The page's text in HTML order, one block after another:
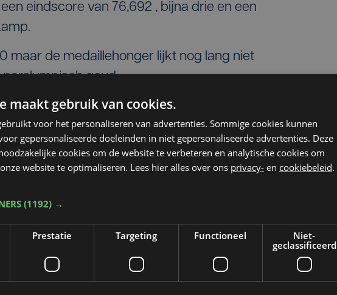
eindscore van 76,692 , bijna drie en een
maar de medaillehonger lijkt nog lang niet
goud.
van de stad Waregem. De stad feliciteert
de meest succesvolle Belgische
maakt gebruik van cookies.
voor het personaliseren van advertenties. Sommige cookies kunnen
gepersonaliseerde doeleinden in niet gepersonaliseerde advertenties. Deze
cookies om de website te verbeteren en analytische cookies om
website te optimaliseren. Lees hier alles over ons privacy- en cookiebeleid.
(1192) →
Prestatie Targeting Functioneel
Niet-
geclassificeerd